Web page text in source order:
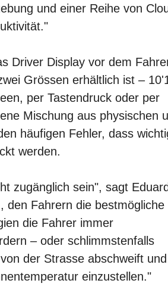
und einer Reihe von
Driver Display vor dem
Grössen erhältlich ist –
per Tastendruck oder per
Mischung aus physischen
häufigen Fehler, dass
werden.
zugänglich sein", sagt
den Fahrern die bestmögliche
die Fahrer immer
– oder schlimmstenfalls
der Strasse abschweift und
einzustellen."